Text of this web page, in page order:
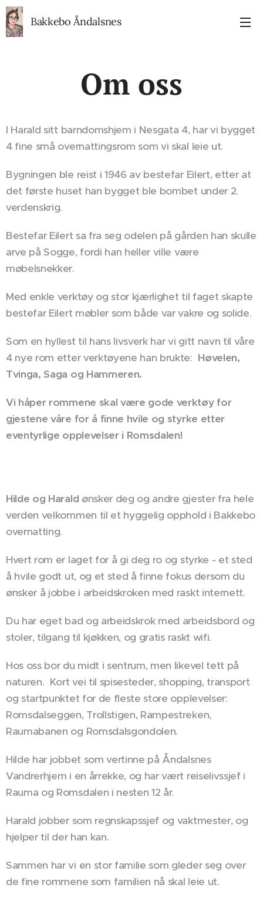
Bakkebo Åndalsnes
Om oss
I Harald sitt barndomshjem i Nesgata 4, har vi bygget
4 fine små overnattingsrom som vi skal leie ut.
Bygningen ble reist i 1946 av bestefar Eilert, etter at
det første huset han bygget ble bombet under 2.
verdenskrig.
Bestefar Eilert sa fra seg odelen på gården han skulle
arve på Sogge, fordi han heller ville være
møbelsnekker.
Med enkle verktøy og stor kjærlighet til faget skapte
bestefar Eilert møbler som både var vakre og solide.
Som en hyllest til hans livsverk har vi gitt navn til våre
4 nye rom etter verktøyene han brukte: Høvelen,
Tvinga, Saga og Hammeren.
Vi håper rommene skal være gode verktøy for
gjestene våre for å finne hvile og styrke etter
eventyrlige opplevelser i Romsdalen!
Hilde og Harald ønsker deg og andre gjester fra hele
verden velkommen til et hyggelig opphold i Bakkebo
overnatting.
Hvert rom er laget for å gi deg ro og styrke - et sted
å hvile godt ut, og et sted å finne fokus dersom du
ønsker å jobbe i arbeidskroken med raskt internett.
Du har eget bad og arbeidskrok med arbeidsbord og
stoler, tilgang til kjøkken, og gratis raskt wifi.
Hos oss bor du midt i sentrum, men likevel tett på
naturen. Kort vei til spisesteder, shopping, transport
og startpunktet for de fleste store opplevelser:
Romsdalseggen, Trollstigen, Rampestreken,
Raumabanen og Romsdalsgondolen.
Hilde har jobbet som vertinne på Åndalsnes
Vandrerhjem i en årrekke, og har vært reiselivssjef i
Rauma og Romsdalen i nesten 12 år.
Harald jobber som regnskapssjef og vaktmester, og
hjelper til der han kan.
Sammen har vi en stor familie som gleder seg over
de fine rommene som familien nå skal leie ut.